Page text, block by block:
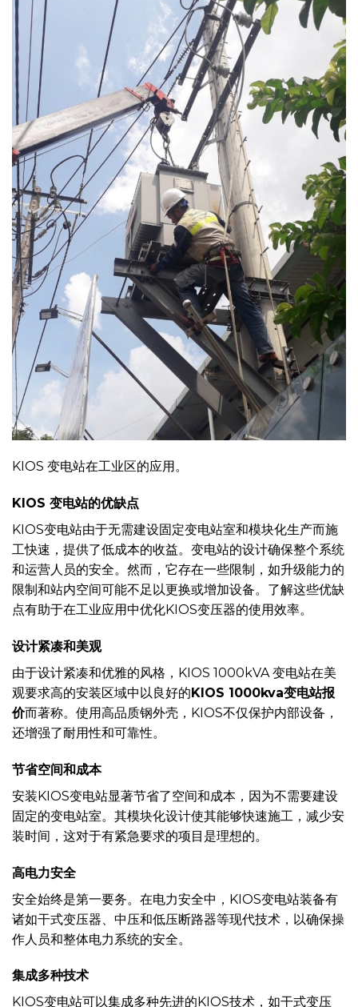
KIOS 变电站在工业区的应用。
KIOS 变电站的优缺点
KIOS变电站由于无需建设固定变电站室和模块化生产而施
工快速，提供了低成本的收益。变电站的设计确保整个系统
和运营人员的安全。然而，它存在一些限制，如升级能力的
限制和站内空间可能不足以更换或增加设备。了解这些优缺
点有助于在工业应用中优化KIOS变压器的使用效率。
设计紧凑和美观
由于设计紧凑和优雅的风格，KIOS 1000kVA 变电站在美
观要求高的安装区域中以良好的KIOS 1000kva变电站报
价而著称。使用高品质钢外壳，KIOS不仅保护内部设备，
还增强了耐用性和可靠性。
节省空间和成本
安装KIOS变电站显著节省了空间和成本，因为不需要建设
固定的变电站室。其模块化设计使其能够快速施工，减少安
装时间，这对于有紧急要求的项目是理想的。
高电力安全
安全始终是第一要务。在电力安全中，KIOS变电站装备有
诸如干式变压器、中压和低压断路器等现代技术，以确保操
作人员和整体电力系统的安全。
集成多种技术
KIOS变电站可以集成多种先进的KIOS技术，如干式变压